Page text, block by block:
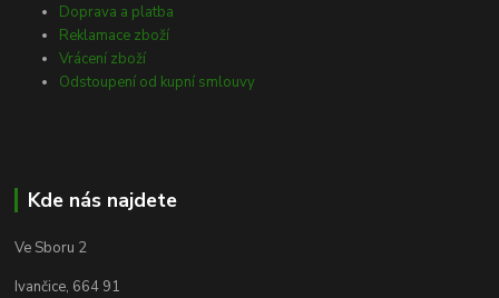
Doprava a platba
Reklamace zboží
Vrácení zboží
Odstoupení od kupní smlouvy
Kde nás najdete
Ve Sboru 2
Ivančice, 664 91